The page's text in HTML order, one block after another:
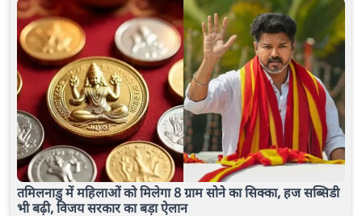
तमिलनाडु में महिलाओं को मिलेगा 8 ग्राम सोने का सिक्का, हज सब्सिडी
भी बढ़ी, विजय सरकार का बड़ा ऐलान